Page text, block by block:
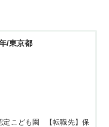
/東京都
定こども園 【転職先】保